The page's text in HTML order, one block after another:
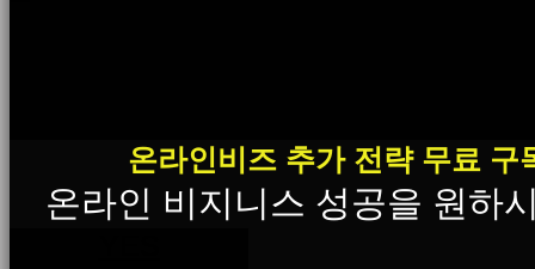
온라인비즈 추가 전략 무료 구
온라인 비지니스 성공을 원하